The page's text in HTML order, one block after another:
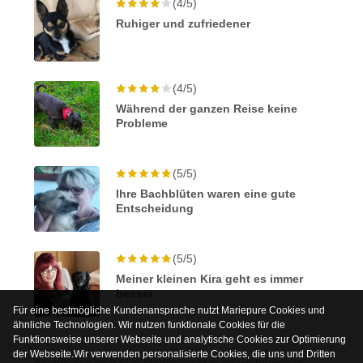
(4/5)
Ruhiger und zufriedener
(4/5)
Während der ganzen Reise keine
Probleme
(5/5)
Ihre Bachblüten waren eine gute
Entscheidung
(5/5)
Meiner kleinen Kira geht es immer
besser
Für eine bestmögliche Kundenansprache nutzt Mariepure Cookies und
ähnliche Technologien. Wir nutzen funktionale Cookies für die
Funktionsweise unserer Webseite und analytische Cookies zur Optimierung
der Webseite.Wir verwenden personalisierte Cookies, die uns und Dritten